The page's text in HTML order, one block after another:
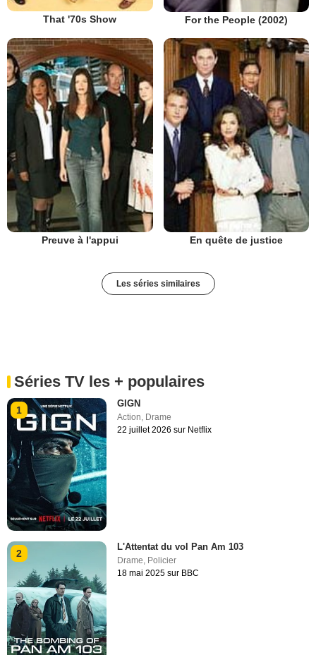
That '70s Show For the People (2002)
Preuve à l'appui En quête de justice
Les séries similaires
Séries TV les + populaires
1
GIGN
Action, Drame
22 juillet 2026 sur Netflix
2
L'Attentat du vol Pan Am 103
Drame, Policier
18 mai 2025 sur BBC